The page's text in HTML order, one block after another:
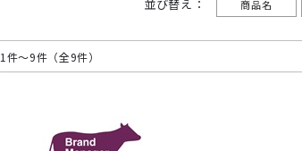
並び替え： 商品名
1件～9件（全9件）